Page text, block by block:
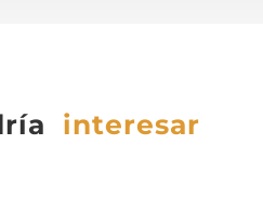
interesar